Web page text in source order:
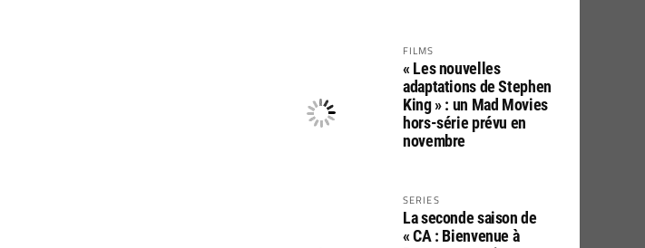
FILMS
« Les nouvelles
adaptations de Stephen
King » : un Mad Movies
hors-série prévu en
novembre
SERIES
La seconde saison de
« CA : Bienvenue à